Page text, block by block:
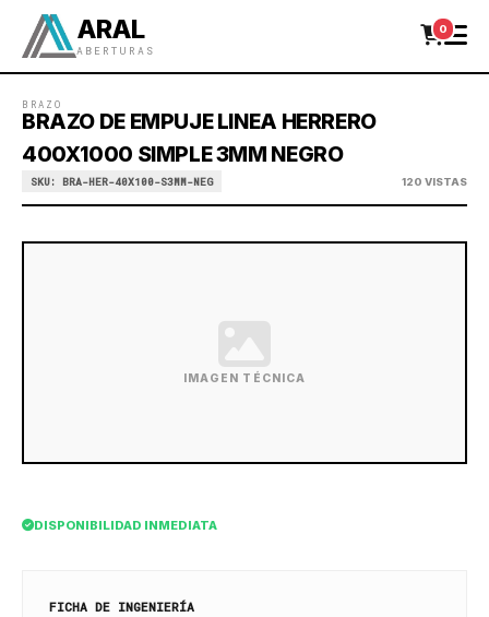
ARAL
ABERTURAS
0
BRAZO
BRAZO DE EMPUJE LINEA HERRERO
400X1000 SIMPLE 3MM NEGRO
SKU: BRA-HER-40X100-S3MM-NEG 120 VISTAS
IMAGEN TÉCNICA
DISPONIBILIDAD INMEDIATA
FICHA DE INGENIERÍA